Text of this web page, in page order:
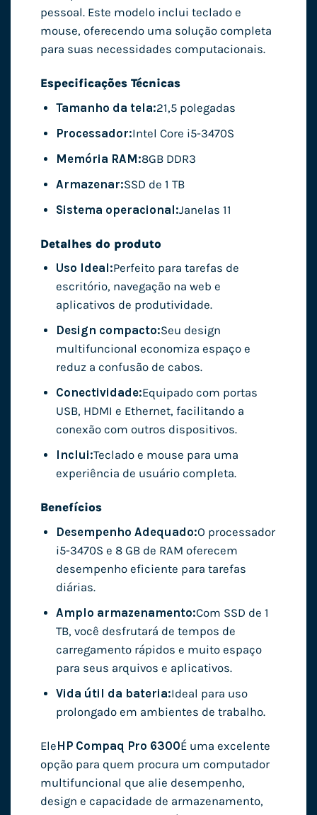
pessoal. Este modelo inclui teclado e
mouse, oferecendo uma solução completa
para suas necessidades computacionais.
Especificações Técnicas
Tamanho da tela:21,5 polegadas
Processador:Intel Core i5-3470S
Memória RAM:8GB DDR3
Armazenar:SSD de 1 TB
Sistema operacional:Janelas 11
Detalhes do produto
Uso Ideal:Perfeito para tarefas de
escritório, navegação na web e
aplicativos de produtividade.
Design compacto:Seu design
multifuncional economiza espaço e
reduz a confusão de cabos.
Conectividade:Equipado com portas
USB, HDMI e Ethernet, facilitando a
conexão com outros dispositivos.
Inclui:Teclado e mouse para uma
experiência de usuário completa.
Benefícios
Desempenho Adequado:O processador
i5-3470S e 8 GB de RAM oferecem
desempenho eficiente para tarefas
diárias.
Amplo armazenamento:Com SSD de 1
TB, você desfrutará de tempos de
carregamento rápidos e muito espaço
para seus arquivos e aplicativos.
Vida útil da bateria:Ideal para uso
prolongado em ambientes de trabalho.
EleHP Compaq Pro 6300É uma excelente
opção para quem procura um computador
multifuncional que alie desempenho,
design e capacidade de armazenamento,